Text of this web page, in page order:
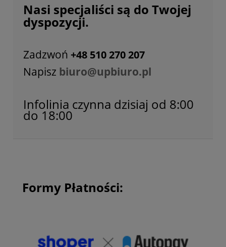
Nasi specjaliści są do Twojej
dyspozycji.
Zadzwoń +48 510 270 207
Napisz biuro@upbiuro.pl
Infolinia czynna dzisiaj od 8:00
do 18:00
Formy Płatności: